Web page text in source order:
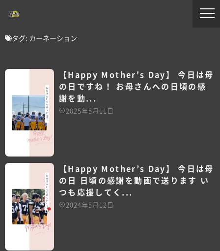
タグ: カーネーション
【Happy Mother's Day】 今日は母
の日ですね！ お母さんへの日頃の感
謝を動...
2025年5月11日
【Happy Mother’s Day】 今日は母
の日 日頃の感謝を動画で送ります い
つも応援してく...
2024年5月12日